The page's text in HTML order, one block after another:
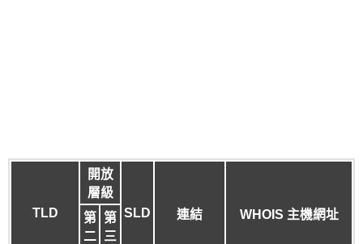
TLD
開放
層級
SLD
連結 WHOIS 主機網址
第
二
第
三